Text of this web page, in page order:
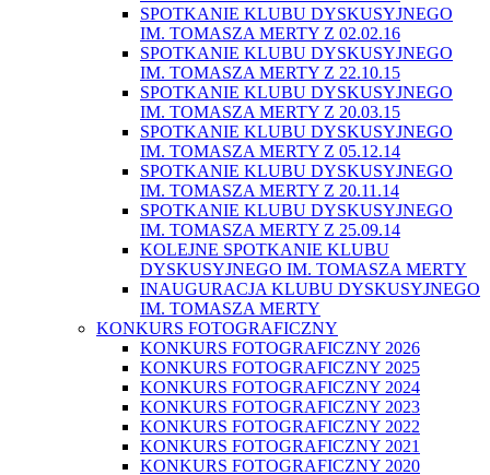
SPOTKANIE KLUBU DYSKUSYJNEGO
IM. TOMASZA MERTY Z 02.02.16
SPOTKANIE KLUBU DYSKUSYJNEGO
IM. TOMASZA MERTY Z 22.10.15
SPOTKANIE KLUBU DYSKUSYJNEGO
IM. TOMASZA MERTY Z 20.03.15
SPOTKANIE KLUBU DYSKUSYJNEGO
IM. TOMASZA MERTY Z 05.12.14
SPOTKANIE KLUBU DYSKUSYJNEGO
IM. TOMASZA MERTY Z 20.11.14
SPOTKANIE KLUBU DYSKUSYJNEGO
IM. TOMASZA MERTY Z 25.09.14
KOLEJNE SPOTKANIE KLUBU
DYSKUSYJNEGO IM. TOMASZA MERTY
INAUGURACJA KLUBU DYSKUSYJNEGO
IM. TOMASZA MERTY
KONKURS FOTOGRAFICZNY
KONKURS FOTOGRAFICZNY 2026
KONKURS FOTOGRAFICZNY 2025
KONKURS FOTOGRAFICZNY 2024
KONKURS FOTOGRAFICZNY 2023
KONKURS FOTOGRAFICZNY 2022
KONKURS FOTOGRAFICZNY 2021
KONKURS FOTOGRAFICZNY 2020